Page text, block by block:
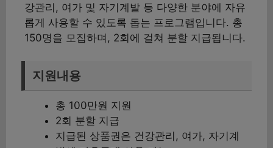
강관리, 여가 및 자기계발 등 다양한 분야에 자유
롭게 사용할 수 있도록 돕는 프로그램입니다. 총
150명을 모집하며, 2회에 걸쳐 분할 지급됩니다.
지원내용
총 100만원 지원
2회 분할 지급
지급된 상품권은 건강관리, 여가, 자기계